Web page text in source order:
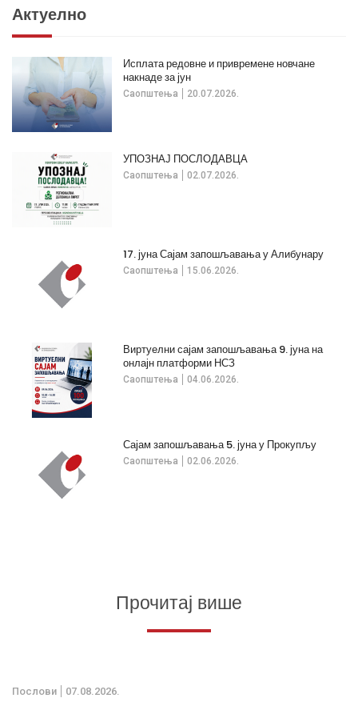
Актуелно
Саопштења 20.07.2026.
Исплата редовне и привремене новчане
накнаде за јун
Саопштења 02.07.2026.
УПОЗНАЈ ПОСЛОДАВЦА
Саопштења 15.06.2026.
17. јуна Сајам запошљавања у Алибунару
Саопштења 04.06.2026.
Виртуелни сајам запошљавања 9. јуна на
онлајн платформи НСЗ
Саопштења 02.06.2026.
Сајам запошљавања 5. јуна у Прокупљу
Прочитај више
Послови 07.08.2026.